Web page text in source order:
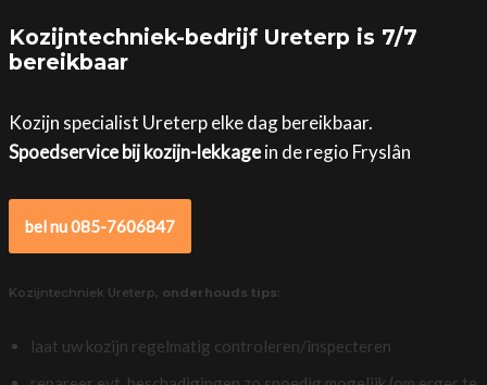
Kozijntechniek-bedrijf Ureterp is 7/7
bereikbaar
Kozijn specialist Ureterp elke dag bereikbaar.
Spoedservice bij kozijn-lekkagein de regio Fryslân
bel nu 085-7606847
Kozijntechniek Ureterp, onderhouds tips:
laat uw kozijn regelmatig controleren/inspecteren